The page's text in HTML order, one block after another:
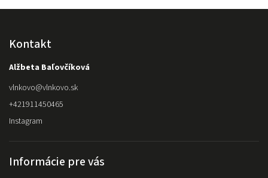
Kontakt
Alžbeta Baľovčíková
vlnkovo@vlnkovo.sk
+421911450465
Instagram
Informácie pre vás